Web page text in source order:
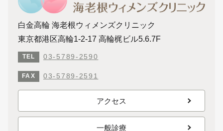
白金高輪 海老根ウィメンズクリニック
東京都港区高輪1-2-17 高輪梶ビル5.6.7F
TEL 03-5789-2590
FAX 03-5789-2591
アクセス
一般診療